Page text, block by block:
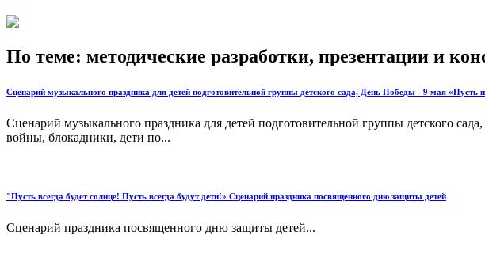
По теме: методические разработки, презентации и
Сценарий музыкального праздника для детей подготовительной группы детского сада, День Победы - 9 мая «Пусть
Сценарий музыкального праздника для детей подготовительной группы детского
войны, блокадники, дети по...
"Пусть всегда будет солнце! Пусть всегда будут дети!» Сценарий праздника посвященного дню защиты детей
Сценарий праздника посвященного дню защиты детей...